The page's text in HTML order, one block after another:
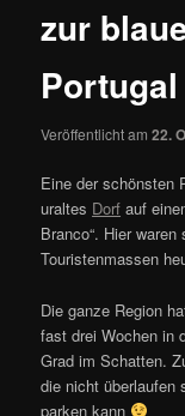
zur
Veröffentlicht am22.
Eine der schönsten
uraltes Dorf auf
Branco“. Hier
Touristenmassen
Die ganze Region
fast drei Wochen in
Grad im Schatten.
die nicht überlaufen
parken kann